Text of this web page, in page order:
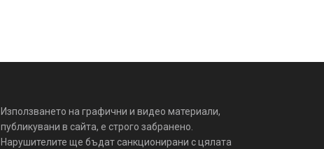
Използването на графични и видео материали,
публикувани в сайта, е строго забранено.
Нарушителите ще бъдат санкционирани с цялата